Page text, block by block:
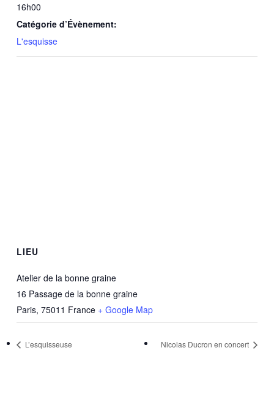
16h00
Catégorie d’Évènement:
L'esquisse
LIEU
Atelier de la bonne graine
16 Passage de la bonne graine
Paris, 75011 France + Google Map
L’esquisseuse Nicolas Ducron en concert